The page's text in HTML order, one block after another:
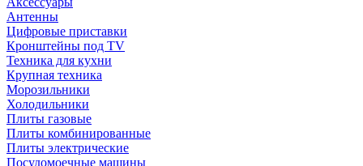
Антенны
Цифровые приставки
Кронштейны под TV
Техника для кухни
Крупная техника
Морозильники
Холодильники
Плиты газовые
Плиты комбинированные
Плиты электрические
Посудомоечные машины